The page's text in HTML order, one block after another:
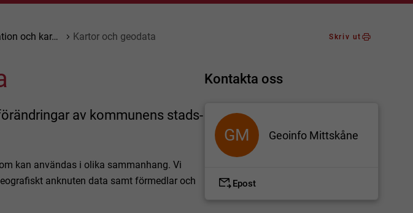
och kar… Kartor och geodata Skriv ut
av kommunens stads-
kan användas i olika sammanhang. Vi
anknuten data samt förmedlar och
Kontakta oss
GM Geoinfo Mittskåne
Epost